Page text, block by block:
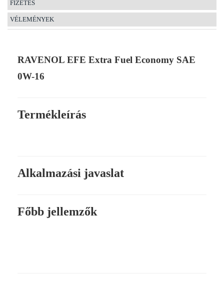
FIZETÉS
VÉLEMÉNYEK
RAVENOL EFE Extra Fuel Economy SAE
0W-16
Termékleírás
Alkalmazási javaslat
Főbb jellemzők